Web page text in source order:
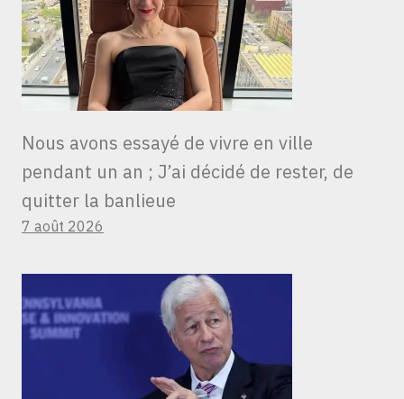
Nous avons essayé de vivre en ville
pendant un an ; J’ai décidé de rester, de
quitter la banlieue
7 août 2026